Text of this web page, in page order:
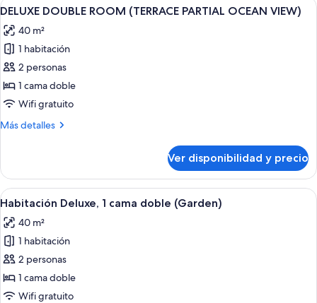
(Ocean)
Double
(Ocean)
todas
las
fotos
de
DELUXE
DOUBLE
(TERRACE
VIEW)
1
DELUXE DOUBLE ROOM (TERRACE PARTIAL OCEAN VIEW)
40 m²
1 habitación
2 personas
1 cama doble
Wifi gratuito
Más detalles
Más
DOUBLE
ROOM
(TERRACE
OCEAN
VIEW)
Ver disponibilidad y precio
Ver
todas
las
fotos
de
Habitación
Deluxe,
Amplia habitación de hotel con una
1
Habitación Deluxe, 1 cama doble (Garden)
40 m²
1 habitación
2 personas
1 cama doble
Wifi gratuito